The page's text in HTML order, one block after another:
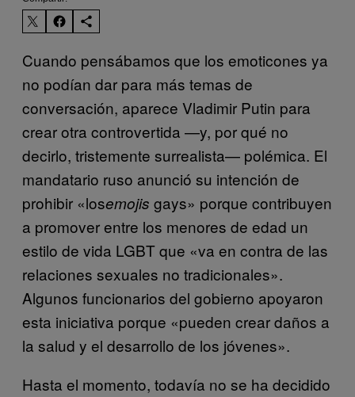
Cuando pensábamos que los emoticones ya
no podían dar para más temas de
conversación, aparece Vladimir Putin para
crear otra controvertida —y, por qué no
decirlo, tristemente surrealista— polémica. El
mandatario ruso anunció su intención de
prohibir «losemojis gays» porque contribuyen
a promover entre los menores de edad un
estilo de vida LGBT que «va en contra de las
relaciones sexuales no tradicionales».
Algunos funcionarios del gobierno apoyaron
esta iniciativa porque «pueden crear daños a
la salud y el desarrollo de los jóvenes».
Hasta el momento, todavía no se ha decidido